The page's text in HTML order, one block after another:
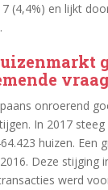
(4,4%) en lijkt
vraag
onroerend
In 2017 steeg
huizen. Een
Deze stijging
werd